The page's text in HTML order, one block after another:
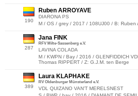
190
Ruben ARROYAVE
DIARONA PS
M / OS / grey / 2017 / 108UJ00 / B: Ruben
287
Jana FINK
RFV Milte-Sassenberg e.V.
LAVINA COLADA
M / KWPN / Bay / 2016 / GLENFIDDICH
Thomas RIPPERT / Z: G.J.M. ten Berge
389
Laura KLAPHAKE
RV Oldenburger Münsterland e.V.
VDL QUIZANO VAN'T MERELSNEST